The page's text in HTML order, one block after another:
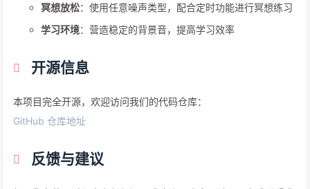
冥想放松：使用任意噪声类型，配合定时功能进行冥想练习
学习环境：营造稳定的背景音，提高学习效率
开源信息
本项目完全开源，欢迎访问我们的代码仓库：
GitHub 仓库地址
反馈与建议